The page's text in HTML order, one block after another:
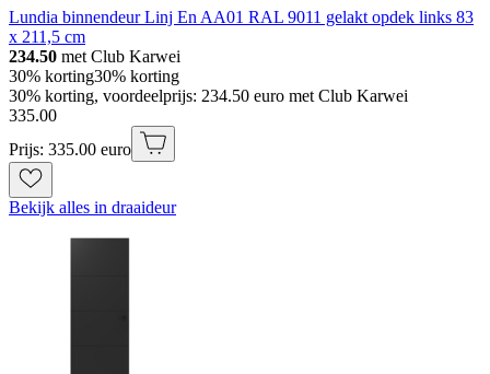
Lundia binnendeur Linj En AA01 RAL 9011 gelakt opdek links 83
x 211,5 cm
234.50 met Club Karwei
30% korting30% korting
30% korting, voordeelprijs: 234.50 euro met Club Karwei
335.00
Prijs: 335.00 euro
Bekijk alles in draaideur